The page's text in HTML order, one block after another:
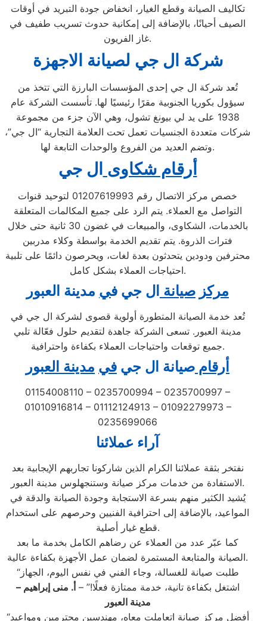
تكاليف الصيانة وقطع الغيار، انخفاض جودة التبريد في أوقات
الصيف أحيانًا، بالإضافة إلى إمكانية حدوث تسريب طفيف في
غاز الفريون.
شركة ال جي لصيانة الاجهزة
تُعد شركة ال جي إحدى المؤسسات البارزة التي تتخذ من
سيؤول بكوريا الجنوبية مقرًا رئيسيًا لها. تأسست الشركة عام
1938 على يد لي بيونغ تشول، وهي الآن جزء من مجموعة
شركات متعددة الجنسيات تعمل تحت العلامة التجارية “ال جي”،
وتضم العديد من الفروع والوحدات التابعة لها.
أرقام شكاوى ال جي
خصص مركز الاتصال رقم 01207619993 لتوحيد قنوات
التواصل مع العملاء. يتم الرد على جميع المكالمات المتعلقة
بالخدمات، الشكاوى، والمبيعات في غضون 30 ثانية حتى خلال
فترات الذروة. يتم تقديم الخدمة بواسطة وكلاء مدربين
محترفين ودودين يتحدثون بعدة لغات، ويحرصون دائمًا على تلبية
احتياجات العملاء بشكل كامل.
مركز صيانة ال جي في مدينة العبور
تُعد خدمة الصيانة المتطورة أولوية قصوى لشركة ال جي في
مدينة العبور. تسعى الشركة جاهدة لتقديم حلول فعّالة تلبي
جميع توقعات واحتياجات العملاء بكفاءة واحترافية.
أرقام صيانة ال جي في مدينة العبور
01154008110 – 0235700994 – 0235700997 –
01010916814 – 01112124913 – 01092279973 –
0235699066
آراء عملائنا
نفتخر بثقة عملائنا الكرام الذين شاركونا تجاربهم الإيجابية بعد
الاستفادة من خدمات مركز صيانة وستنجهلوس مدينة العبور.
يُشيد الكثير منهم بسرعة الاستجابة وجودة الصيانة والدقة في
المواعيد، بالإضافة إلى احترافية الفنيين وحرصهم على استخدام
قطع غيار أصلية.
كما عبّر عدد من العملاء عن رضاهم الكامل بخدمة ما بعد
الصيانة والمتابعة المستمرة لضمان عمل الأجهزة بكفاءة عالية.
“طلبت صيانة للغسالة، وجاء الفني في نفس اليوم، الجهاز
اشتغل بكفاءة تانية، خدمة ممتازة فعلًا!” – أ. منى إبراهيم –
مدينة العبور
“أفضل مركز صيانة اتعاملت معاه، مهندسين محترمين ومواعيد